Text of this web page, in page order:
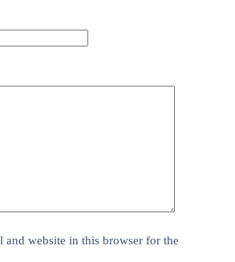
and website in this browser for the